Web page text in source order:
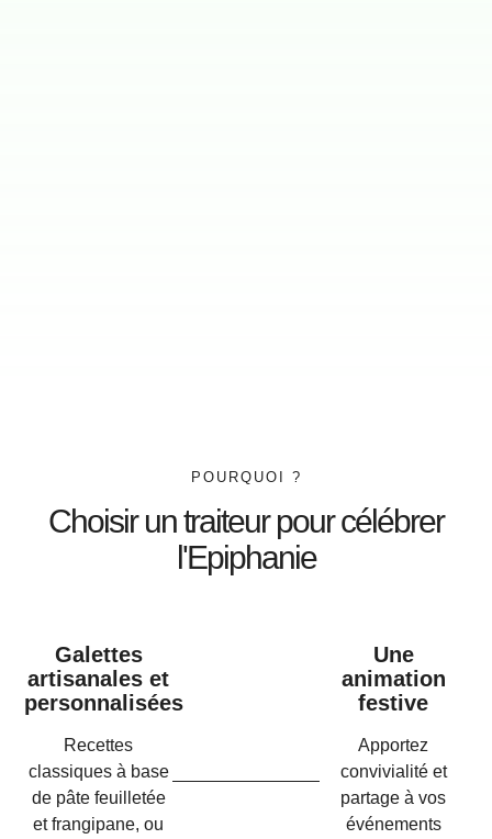
POURQUOI ?
Choisir un traiteur pour célébrer
l'Epiphanie
Galettes
artisanales et
personnalisées
Recettes
classiques à base
de pâte feuilletée
et frangipane, ou
Une
animation
festive
Apportez
convivialité et
partage à vos
événements